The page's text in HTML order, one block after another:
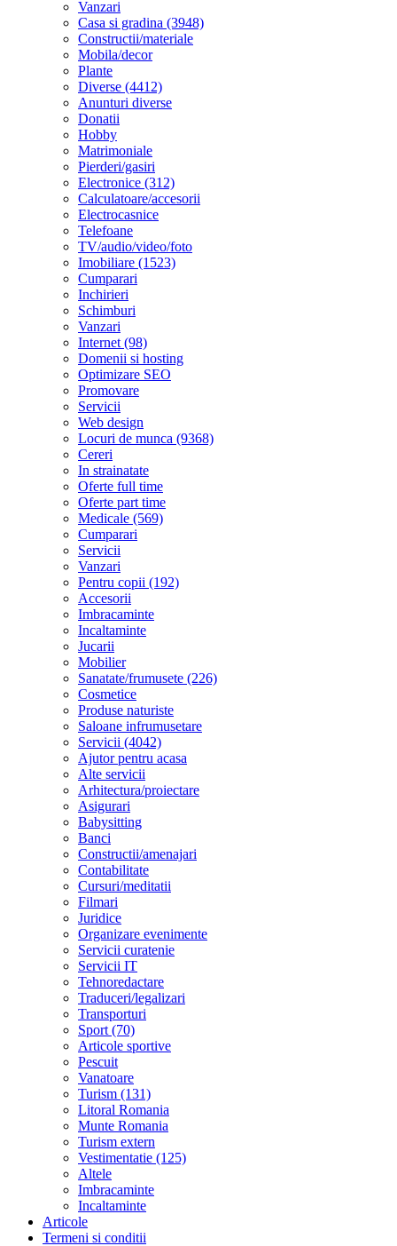
Vanzari
Casa si gradina (3948)
Constructii/materiale
Mobila/decor
Plante
Diverse (4412)
Anunturi diverse
Donatii
Hobby
Matrimoniale
Pierderi/gasiri
Electronice (312)
Calculatoare/accesorii
Electrocasnice
Telefoane
TV/audio/video/foto
Imobiliare (1523)
Cumparari
Inchirieri
Schimburi
Vanzari
Internet (98)
Domenii si hosting
Optimizare SEO
Promovare
Servicii
Web design
Locuri de munca (9368)
Cereri
In strainatate
Oferte full time
Oferte part time
Medicale (569)
Cumparari
Servicii
Vanzari
Pentru copii (192)
Accesorii
Imbracaminte
Incaltaminte
Jucarii
Mobilier
Sanatate/frumusete (226)
Cosmetice
Produse naturiste
Saloane infrumusetare
Servicii (4042)
Ajutor pentru acasa
Alte servicii
Arhitectura/proiectare
Asigurari
Babysitting
Banci
Constructii/amenajari
Contabilitate
Cursuri/meditatii
Filmari
Juridice
Organizare evenimente
Servicii curatenie
Servicii IT
Tehnoredactare
Traduceri/legalizari
Transporturi
Sport (70)
Articole sportive
Pescuit
Vanatoare
Turism (131)
Litoral Romania
Munte Romania
Turism extern
Vestimentatie (125)
Altele
Imbracaminte
Incaltaminte
Articole
Termeni si conditii